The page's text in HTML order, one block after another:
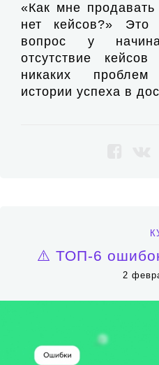
«Как мне
нет кейсов?» Это
вопрос у
отсутствие
никаких
истории успеха в
⚠️ ТОП-6
2